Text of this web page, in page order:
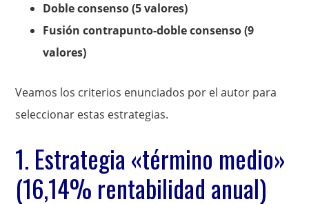
Doble consenso (5 valores)
Fusión contrapunto-doble consenso (9
valores)
Veamos los criterios enunciados por el autor para
seleccionar estas estrategias.
1. Estrategia «término medio»
(16,14% rentabilidad anual)